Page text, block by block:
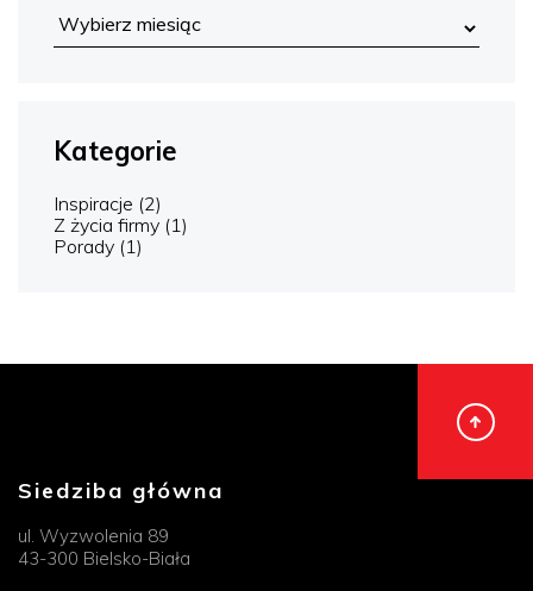
Kategorie
Inspiracje (2)
Z życia firmy (1)
Porady (1)
Siedziba główna
ul. Wyzwolenia 89
43-300 Bielsko-Biała